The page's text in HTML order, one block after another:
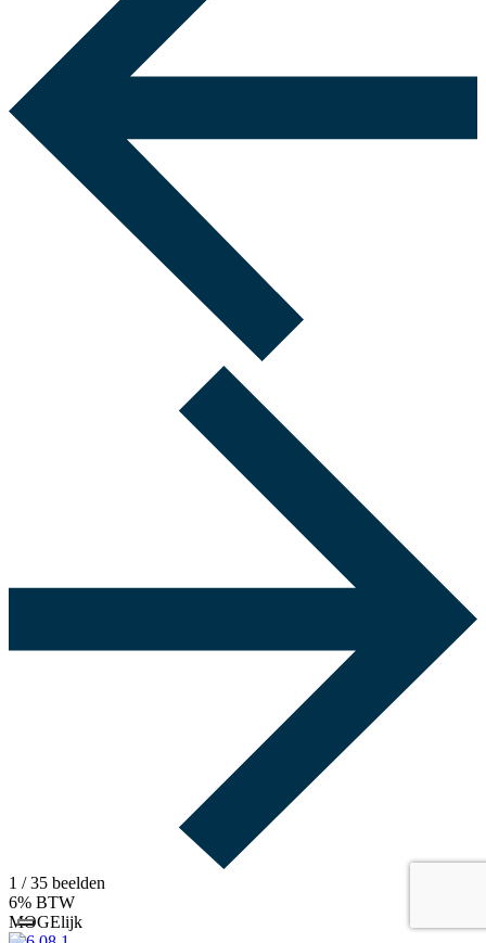
1 / 35 beelden
6% BTW
MOGElijk